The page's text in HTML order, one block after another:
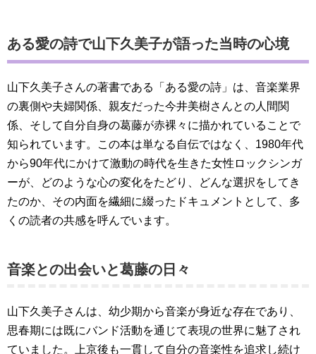
ある愛の詩で山下久美子が語った当時の心境
山下久美子さんの著書である「ある愛の詩」は、音楽業界
の裏側や夫婦関係、親友だった今井美樹さんとの人間関
係、そして自分自身の葛藤が赤裸々に描かれていることで
知られています。この本は単なる自伝ではなく、1980年代
から90年代にかけて激動の時代を生きた女性ロックシンガ
ーが、どのような心の変化をたどり、どんな選択をしてき
たのか、その内面を繊細に綴ったドキュメントとして、多
くの読者の共感を呼んでいます。
音楽との出会いと葛藤の日々
山下久美子さんは、幼少期から音楽が身近な存在であり、
思春期には既にバンド活動を通じて表現の世界に魅了され
ていました。上京後も一貫して自分の音楽性を追求し続け